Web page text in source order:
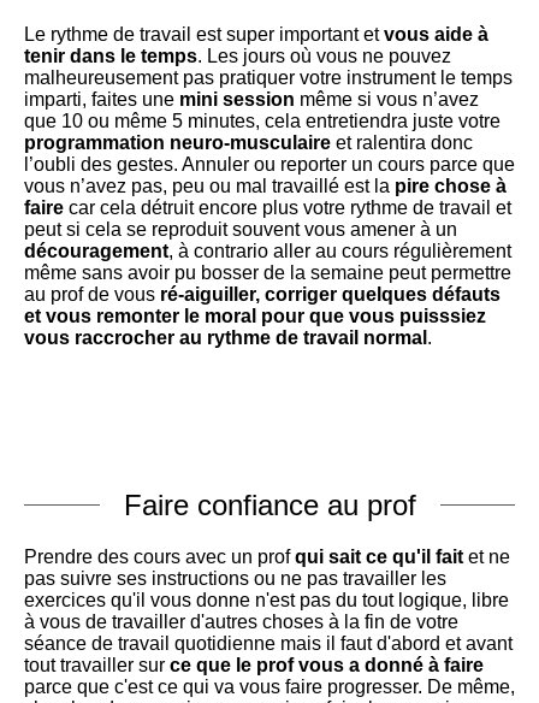
Le rythme de travail est super important etvous aide à
tenir dans le temps. Les jours où vous ne pouvez
malheureusement pas pratiquer votre instrument le temps
imparti, faites une mini session même si vous n’avez
que 10 ou même 5 minutes, cela entretiendra juste votre
programmation neuro-musculaire et ralentira donc
l’oubli des gestes. Annuler ou reporter un cours parce que
vous n’avez pas, peu ou mal travaillé est la pire chose à
faire car cela détruit encore plus votre rythme de travail et
peut si cela se reproduit souvent vous amener à un
découragement, à contrario aller au cours régulièrement
même sans avoir pu bosser de la semaine peut permettre
au prof de vous ré-aiguiller, corriger quelques défauts
et vous remonter le moral pour que vous puisssiez
vous raccrocher au rythme de travail normal .
Faire confiance au prof
Prendre des cours avec un profqui sait ce qu'il fait et ne
pas suivre ses instructions ou ne pas travailler les
exercices qu'il vous donne n'est pas du tout logique, libre
à vous de travailler d'autres choses à la fin de votre
séance de travail quotidienne mais il faut d'abord et avant
tout travailler sur ce que le prof vous a donné à faire
parce que c'est ce qui va vous faire progresser. De même,